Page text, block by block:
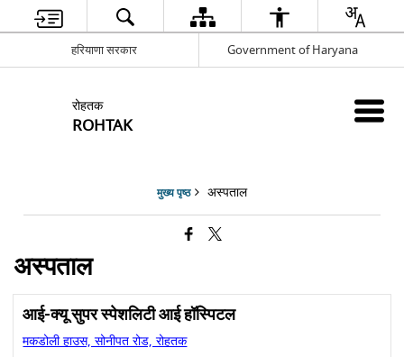
हरियाणा सरकार Government of Haryana
रोहतक
ROHTAK
मुख्य पृष्ठ अस्पताल
अस्पताल
आई-क्यू सुपर स्पेशलिटी आई हॉस्पिटल
मकडोली हाउस, सोनीपत रोड, रोहतक